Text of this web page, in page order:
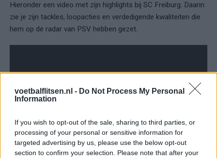
voetbalflitsen.nl - Do Not Process My Personal
Information
If you wish to opt-out of the sale, sharing to third parties, or
processing of your personal or sensitive information for
targeted advertising by us, please use the below opt-out
section to confirm your selection. Please note that after your
Hieronder een video met zijn highlights bij SC Freiburg. Daarin
zie je zijn tackles, loopacties en verdedigende kwaliteiten die
hem op de radar van PSV hebben gezet.